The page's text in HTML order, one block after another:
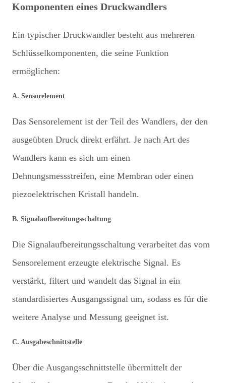
Komponenten eines Druckwandlers
Ein typischer Druckwandler besteht aus mehreren
Schlüsselkomponenten, die seine Funktion
ermöglichen:
A. Sensorelement
Das Sensorelement ist der Teil des Wandlers, der den
ausgeübten Druck direkt erfährt. Je nach Art des
Wandlers kann es sich um einen
Dehnungsmessstreifen, eine Membran oder einen
piezoelektrischen Kristall handeln.
B. Signalaufbereitungsschaltung
Die Signalaufbereitungsschaltung verarbeitet das vom
Sensorelement erzeugte elektrische Signal. Es
verstärkt, filtert und wandelt das Signal in ein
standardisiertes Ausgangssignal um, sodass es für die
weitere Analyse und Messung geeignet ist.
C. Ausgabeschnittstelle
Über die Ausgangsschnittstelle übermittelt der